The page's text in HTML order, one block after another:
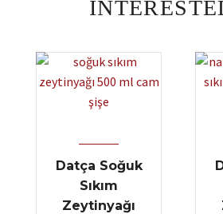
Datça Soğuk
Sıkım
Zeytinyağı